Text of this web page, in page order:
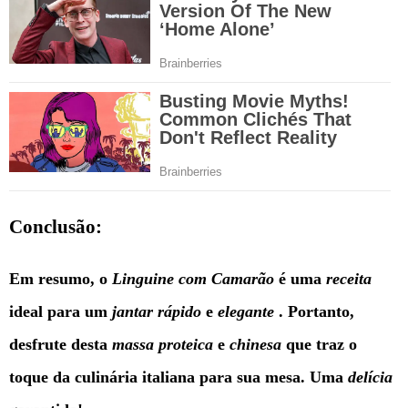
Conclusão:
Em resumo, o Linguine com Camarão é uma receita
ideal para um jantar rápido e elegante . Portanto,
desfrute desta massa proteica e chinesa que traz o
toque da culinária italiana para sua mesa. Uma delícia